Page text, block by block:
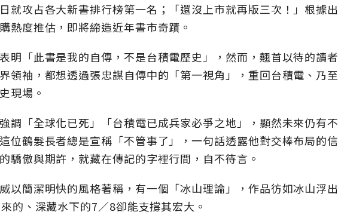
就攻占各大新書排行榜第一名；「還沒上市就再版三次！」根據出
熱度推估，即將締造近年書市奇蹟。
明「此書是我的自傳，不是台積電歷史」，然而，翹首以待的讀者
領袖，都想透過張忠謀自傳中的「第一視角」，重回台積電、乃至
現場。
調「全球化已死」「台積電已成兵家必爭之地」，顯然未來仍有不
位鶴髮長者總是宣稱「不管事了」，一句話透露他對交棒布局的信
驕傲與期許，就藏在傳記的字裡行間，自不待言。
以簡潔明快的風格著稱，有一個「冰山理論」，作品彷如冰山浮出
的、深藏水下的7／8卻能支撐其宏大。